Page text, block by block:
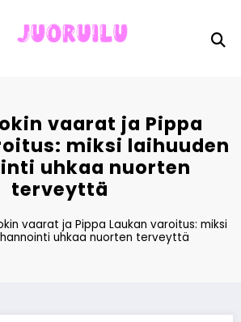
vaarat ja Pippa
miksi laihuuden
uhkaa nuorten
terveyttä
vaarat ja Pippa Laukan varoitus: miksi
uhkaa nuorten terveyttä